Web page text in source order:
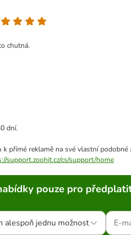
chutná.
dní.
přímé reklamě na své vlastní
support.zoohit.cz/cs/support/home
pouze pro
alespoň jednu možnost